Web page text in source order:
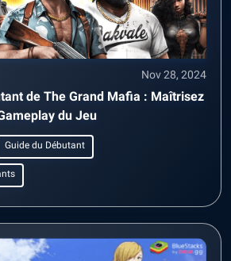
Nov 28, 2024
de The Grand Mafia : Maîtrisez
Systèmes de Gameplay du Jeu
Guide du Débutant